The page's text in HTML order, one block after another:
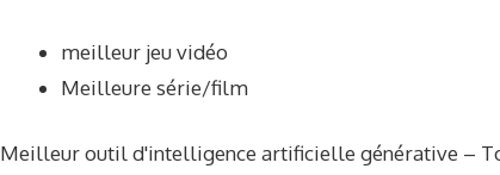
meilleur jeu vidéo
Meilleure série/film
Meilleur outil d'intelligence artificielle générative –